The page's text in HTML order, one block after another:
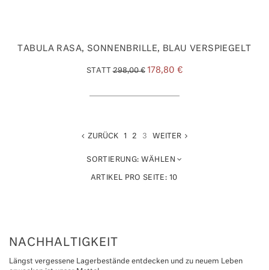
TABULA RASA, SONNENBRILLE, BLAU VERSPIEGELT
STATT298,00 € 178,80 €
ZURÜCK 1 2 3 WEITER
SORTIERUNG: WÄHLEN
ARTIKEL PRO SEITE: 10
NACHHALTIGKEIT
Längst vergessene Lagerbestände entdecken und zu neuem Leben